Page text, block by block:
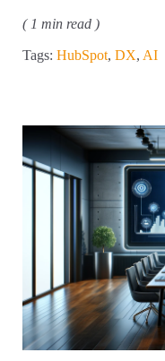
( 1 min read )
Tags: HubSpot, DX, AI